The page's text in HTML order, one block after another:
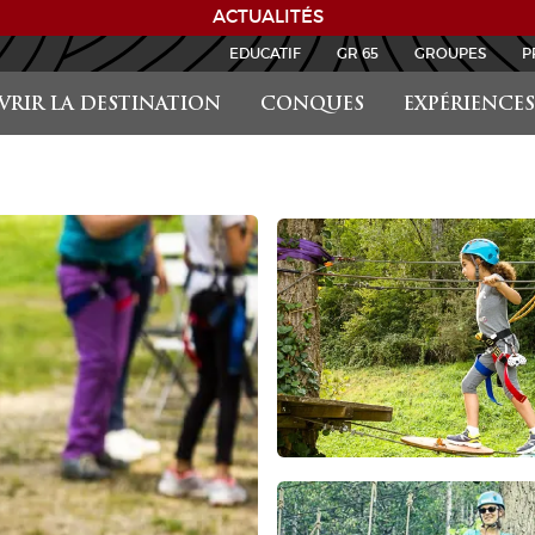
ACTUALITÉS
LA DESTINATION CONQUES EXPÉRIENCES
EDUCATIF GR 65 GROUPES